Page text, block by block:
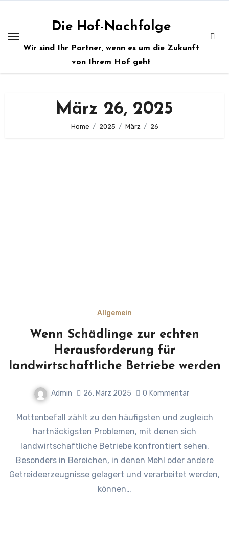
springen
Die Hof-Nachfolge
Wir sind Ihr Partner, wenn es um die Zukunft
von Ihrem Hof geht
März 26, 2025
Home 2025 März 26
Allgemein
Wenn Schädlinge zur echten
Herausforderung für
landwirtschaftliche Betriebe werden
Admin 26. März 2025 0 Kommentar
Mottenbefall zählt zu den häufigsten und zugleich
hartnäckigsten Problemen, mit denen sich
landwirtschaftliche Betriebe konfrontiert sehen.
Besonders in Bereichen, in denen Mehl oder andere
Getreideerzeugnisse gelagert und verarbeitet werden,
können…